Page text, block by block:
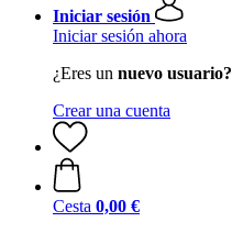
Iniciar sesión
Iniciar sesión ahora
¿Eres un nuevo usuario?
Crear una cuenta
Cesta 0,00 €